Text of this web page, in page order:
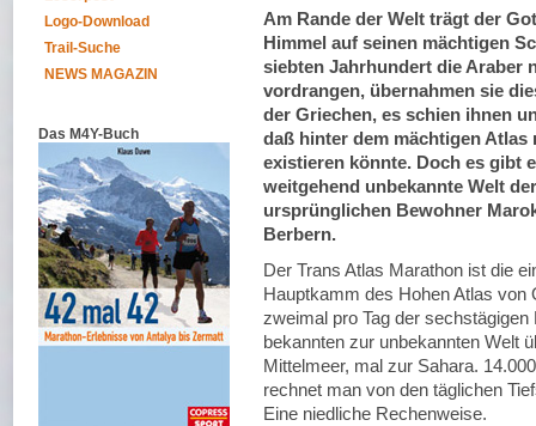
Logo-Download
Trail-Suche
NEWS MAGAZIN
Das M4Y-Buch
Am Rande der Welt trägt der
Himmel auf seinen mächtigen
siebten Jahrhundert die Araber
vordrangen, übernahmen sie
der Griechen, es schien ihnen
daß hinter dem mächtigen Atlas
existieren könnte. Doch es gibt
weitgehend unbekannte Welt der
ursprünglichen Bewohner
Berbern.
Der Trans Atlas Marathon ist die
Hauptkamm des Hohen Atlas
zweimal pro Tag der
bekannten zur unbekannten Welt
Mittelmeer, mal zur Sahara.
rechnet man von den täglichen
Eine niedliche Rechenweise.